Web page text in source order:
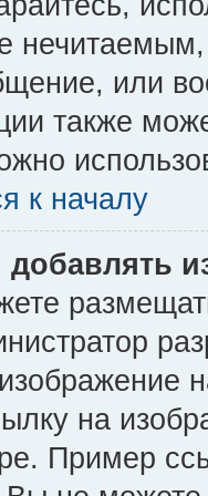
нечитаемым,
или
также
к началу
добавлять
на
Пример